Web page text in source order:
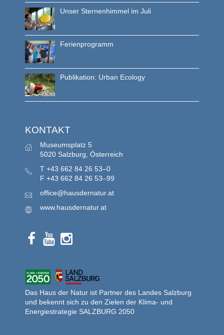
Unser Sternenhimmel im Juli
Ferienprogramm
Publikation: Urban Ecology
KONTAKT
Museumsplatz 5
5020 Salzburg, Österreich
T +43 662 84 26 53–0
F +43 662 84 26 53–99
office@hausdernatur.at
www.hausdernatur.at
Das Haus der Natur ist Partner des Landes Salzburg
und bekennt sich zu den Zielen der Klima- und
Energiestrategie SALZBURG 2050